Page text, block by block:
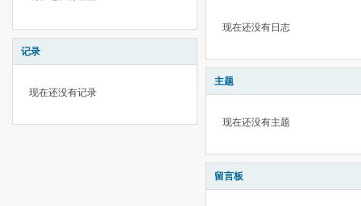
记录
现在还没有记录
现在还没有日志
主题
现在还没有主题
留言板